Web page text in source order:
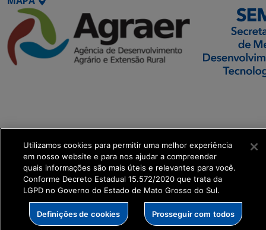
get_footer();
Utilizamos cookies para permitir uma melhor experiência
em nosso website e para nos ajudar a compreender
quais informações são mais úteis e relevantes para você.
Conforme Decreto Estadual 15.572/2020 que trata da
LGPD no Governo do Estado de Mato Grosso do Sul.
Definições de cookies Prosseguir com todos